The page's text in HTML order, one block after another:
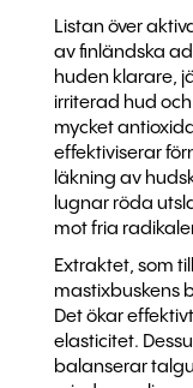
Listan över
av finländska
huden klarare,
irriterad hud
mycket
effektiviserar
läkning av
lugnar röda
mot fria
Extraktet, som
mastixbuskens
Det ökar
elasticitet.
balanserar